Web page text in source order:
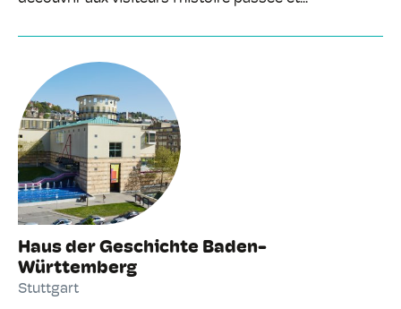
Haus der Geschichte Baden-
Württemberg
Stuttgart